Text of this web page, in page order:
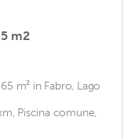
m2
m² in Fabro, Lago
Piscina comune,